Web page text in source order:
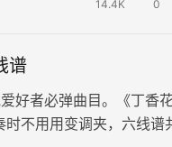
14.4K 0
谱
好者必弹曲目。《丁香花
不用用变调夹，六线谱